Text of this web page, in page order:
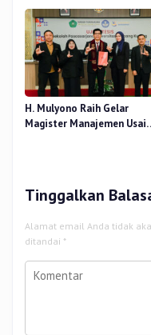
H. Mulyono Raih Gelar
Magister Manajemen Usai
Tinggalkan
Alamat email Anda tidak
ditandai *